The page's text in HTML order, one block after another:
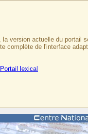
version actuelle du portail
complète de l'interface
Portail lexical